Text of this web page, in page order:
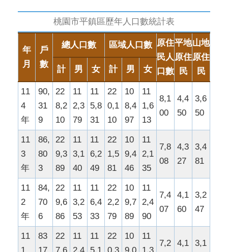
桃園市平鎮區歷年人口數統計表
年
月
戶
數
總人口數 區域人口數 原住
民人
口數
平地
原住
民
山地
原住
民
計 男 女 計 男 女
11
4
年
90,
31
9
22
8,2
10
11
2,3
79
11
5,8
31
22
0,1
10
10
8,4
97
11
1,6
13
8,1
00
4,4
50
3,6
50
11
3
年
86,
80
3
22
9,3
89
11
3,1
40
11
6,2
49
22
1,5
81
10
9,4
46
11
2,1
35
7,8
08
4,3
27
3,4
81
11
2
年
84,
70
6
22
9,6
86
11
3,2
53
11
6,4
33
22
2,2
79
10
9,7
89
11
2,4
90
7,4
07
4,1
60
3,2
47
11
83
22
11
11
22
10
11
7,2
4,1
3,1